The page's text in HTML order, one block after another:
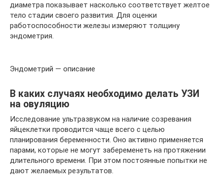
диаметра показывает насколько соответствует желтое
тело стадии своего развития. Для оценки
работоспособности железы измеряют толщину
эндометрия.
Эндометрий — описание
В каких случаях необходимо делать УЗИ
на овуляцию
Исследование ультразвуком на наличие созревания
яйцеклетки проводится чаще всего с целью
планирования беременности. Оно активно применяется
парами, которые не могут забеременеть на протяжении
длительного времени. При этом постоянные попытки не
дают желаемых результатов.